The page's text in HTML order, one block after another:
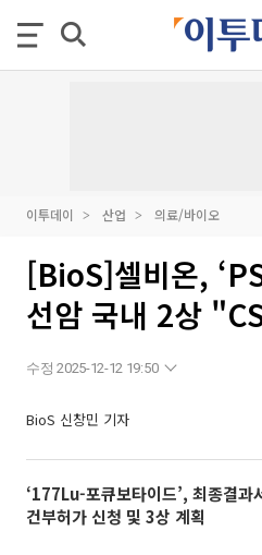
이투데이 산업 의료/바이오
[BioS]셀비온,
선암 국내 2상
수정 2025-12-12 19:50
BioS 신창민 기자
‘177Lu-포큐보타이드’, 최종결
건부허가 신청 및 3상 계획